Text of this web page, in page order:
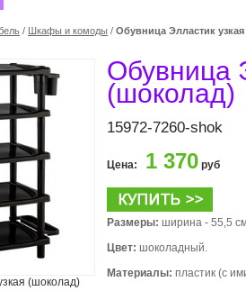
/ Шкафы и комоды / Обувница Элластик
(шоколад)
Обувница
(шоколад)
15972-7260-shok
Цена: 1 370 руб
Размеры: ширина - 55,5
Цвет: шоколадный.
Материалы: пластик (с